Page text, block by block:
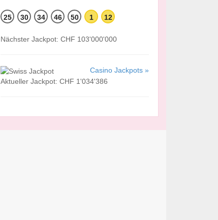
25 30 34 46 50 1 12
Nächster Jackpot: CHF 103'000'000
Casino Jackpots »
Aktueller Jackpot: CHF 1'034'386